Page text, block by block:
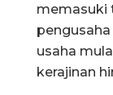
memasuki
usaha
kerajinan